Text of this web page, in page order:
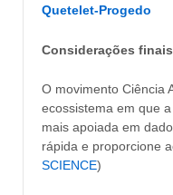
Quetelet-Progedo
Considerações finais
O movimento Ciência
ecossistema em que
mais apoiada em
rápida e proporcione
SCIENCE)